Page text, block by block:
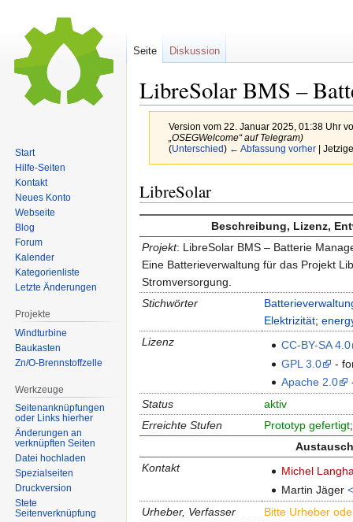
LibreSolar BMS –
Version vom 22. Januar 2025, 01:38 Uhr
„OSEGWelcome“ auf Telegram)
(Unterschied) ← Abfassung vorher|
Zur
Navigation
Zur
Suche
LibreSolar
Beschreibung, Lizenz,
Projekt: LibreSolar BMS – Batterie
Eine Batterieverwaltung für das Projekt
Stromversorgung.
Stichwörter
Elektrizität;
Lizenz
CC-BY-SA 4.0
GPL 3.0
-
Apache 2.0
Status
aktiv
Erreichte Stufen
Prototyp gefertigt
Austausch
Kontakt
Michel
Martin Jäger
Urheber, Verfasser
Bitte Urheber
Seite Diskussion
Start
Hilfe-Seiten
Kontakt
Neues Konto
Webseite
Blog
Forum
Kalender
Kategorienliste
Letzte Änderungen
Projekte
Windturbine
Baukasten
Zn/O-Brennstoffzelle
Werkzeuge
Seitenanknüpfungen
oder Links hierher
Änderungen an
verknüpften Seiten
Datei hochladen
Spezialseiten
Druckversion
Stete
Seitenverknüpfung